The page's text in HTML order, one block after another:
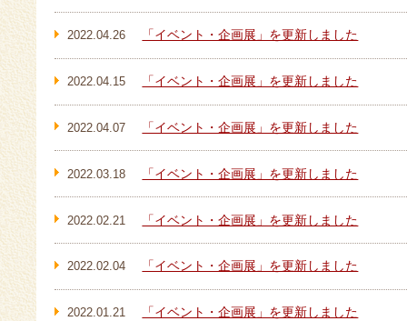
2022.04.26 「イベント・企画展」を更新しました
2022.04.15 「イベント・企画展」を更新しました
2022.04.07 「イベント・企画展」を更新しました
2022.03.18 「イベント・企画展」を更新しました
2022.02.21 「イベント・企画展」を更新しました
2022.02.04 「イベント・企画展」を更新しました
2022.01.21 「イベント・企画展」を更新しました